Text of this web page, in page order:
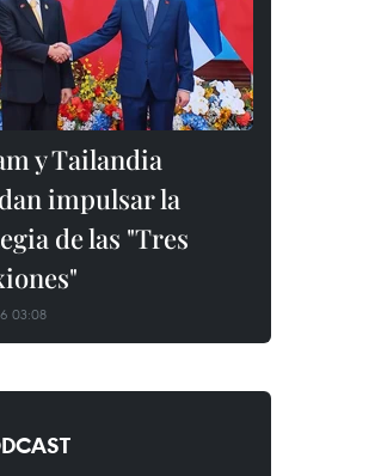
y Tailandia
impulsar la
de las "Tres
03:08